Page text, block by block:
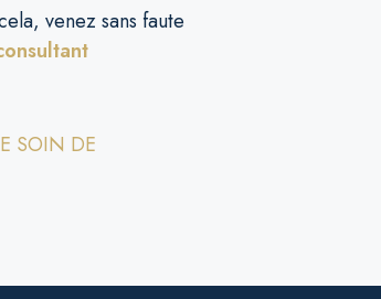
venez sans faute
SOIN DE